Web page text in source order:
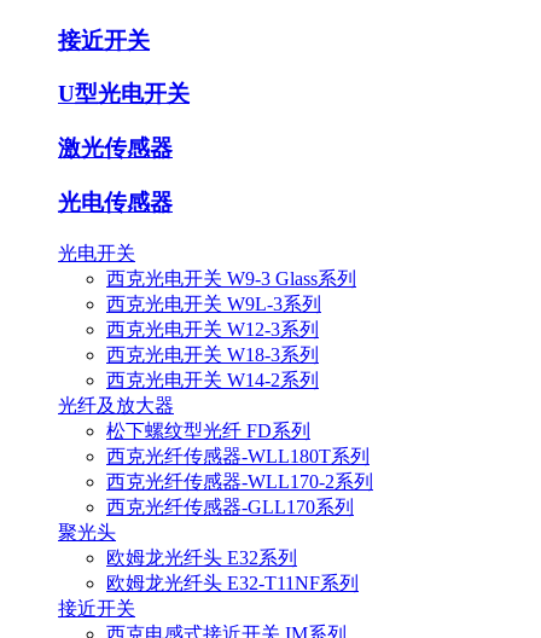
接近开关
U型光电开关
激光传感器
光电传感器
光电开关
西克光电开关 W9-3 Glass系列
西克光电开关 W9L-3系列
西克光电开关 W12-3系列
西克光电开关 W18-3系列
西克光电开关 W14-2系列
光纤及放大器
松下螺纹型光纤 FD系列
西克光纤传感器-WLL180T系列
西克光纤传感器-WLL170-2系列
西克光纤传感器-GLL170系列
聚光头
欧姆龙光纤头 E32系列
欧姆龙光纤头 E32-T11NF系列
接近开关
西克电感式接近开关 IM系列